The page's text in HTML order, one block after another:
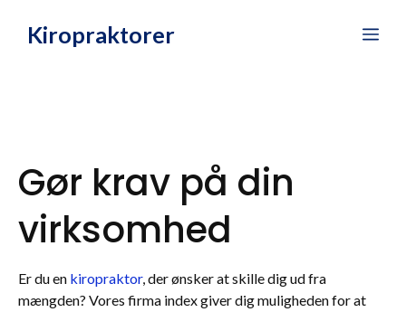
Kiropraktorer
Gør krav på din
virksomhed
Er du en kiropraktor, der ønsker at skille dig ud fra
mængden? Vores firma index giver dig muligheden for at